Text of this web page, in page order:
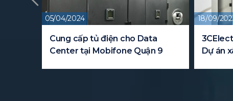
18/09/2023
3CElectric cung cấp tủ điện cho
Dự án xây dựng trường đại học